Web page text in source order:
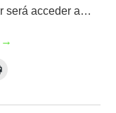
será acceder a…
→